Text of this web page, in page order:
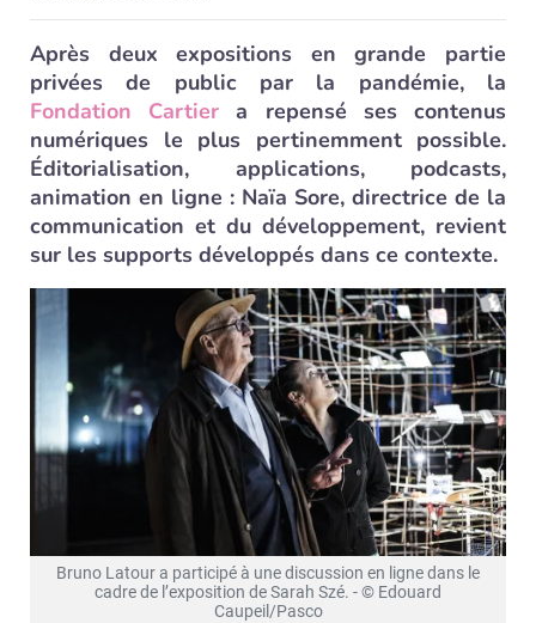
Après deux expositions en grande partie
privées de public par la pandémie, la
Fondation Cartier a repensé ses contenus
numériques le plus pertinemment possible.
Éditorialisation, applications, podcasts,
animation en ligne : Naïa Sore, directrice de la
communication et du développement, revient
sur les supports développés dans ce contexte.
Bruno Latour a participé à une discussion en ligne dans le
cadre de l’exposition de Sarah Szé. - © Edouard
Caupeil/Pasco